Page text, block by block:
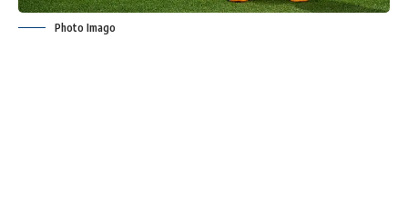
Photo Imago